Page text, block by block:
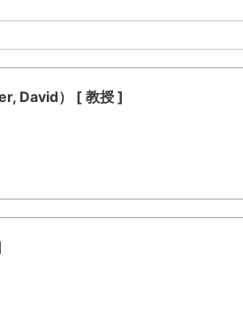
David） [ 教授 ]